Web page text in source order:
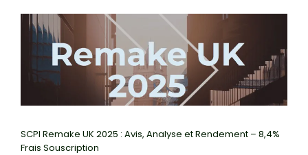
SCPI Remake UK 2025 : Avis, Analyse et Rendement – 8,4%
Frais Souscription